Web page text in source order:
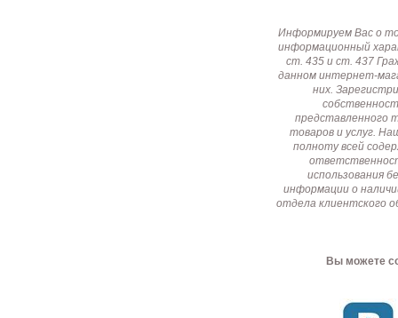
Информируем Вас о
информационный
ст. 435 и ст. 437
данном интернет-
них.
представленного
товаров и услуг.
полноту всей
использования
информации о
отдела клиентского
Вы можете